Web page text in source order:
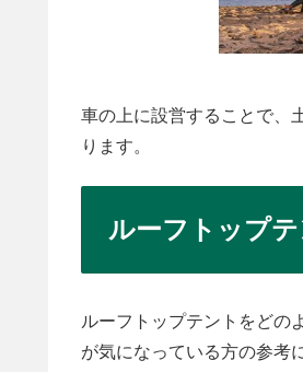
車の上に設営することで、
ります。
ルーフトップ
ルーフトップテントをどの
が気になっている方の参考